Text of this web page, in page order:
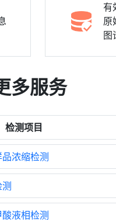
有
原
图
多服务
检测项目
浓缩检测
液相检测